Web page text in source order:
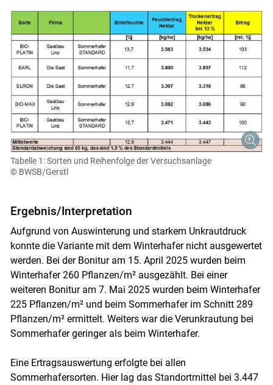
Tabelle 1: Sorten und Reihenfolge der Versuchsanlage
© BWSB/Gerstl
Ergebnis/Interpretation
Aufgrund von Auswinterung und starkem Unkrautdruck
konnte die Variante mit dem Winterhafer nicht ausgewertet
werden. Bei der Bonitur am 15. April 2025 wurden beim
Winterhafer 260 Pflanzen/m² ausgezählt. Bei einer
weiteren Bonitur am 7. Mai 2025 wurden beim Winterhafer
225 Pflanzen/m² und beim Sommerhafer im Schnitt 289
Pflanzen/m² ermittelt. Weiters war die Verunkrautung bei
Sommerhafer geringer als beim Winterhafer.
Eine Ertragsauswertung erfolgte bei allen
Sommerhafersorten. Hier lag das Standortmittel bei 3.447